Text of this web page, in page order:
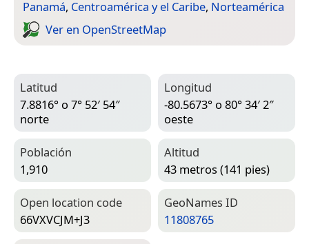
Panamá, Centroamérica y el Caribe, Norteamérica
Ver en Open­Street­Map
Latitud
7.8816° o 7° 52′ 54″
norte
Longitud
-80.5673° o 80° 34′ 2″
oeste
Población
1,910
Altitud
43 metros (141 pies)
Open location code
66VXVCJM+J3
Geo­Names ID
11808765